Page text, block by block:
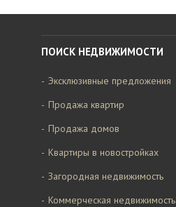
ПОИСК НЕДВИЖИМОСТИ
Эксклюзивные предложения
Продажа квартир
Продажа домов
Квартиры в новостройках
Загородная недвижимость
Коммерческая недвижимость